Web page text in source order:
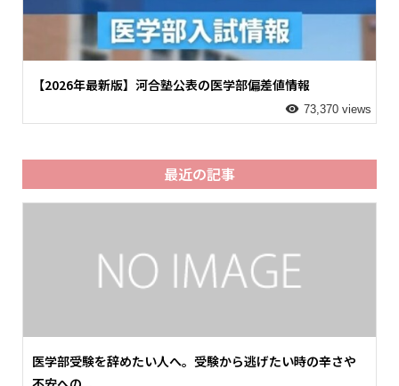
【2026年最新版】河合塾公表の医学部偏差値情報
73,370 views
最近の記事
医学部受験を辞めたい人へ。受験から逃げたい時の辛さや